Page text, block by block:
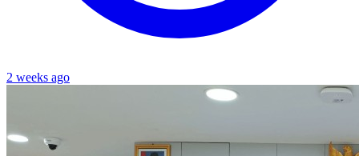
2 weeks ago